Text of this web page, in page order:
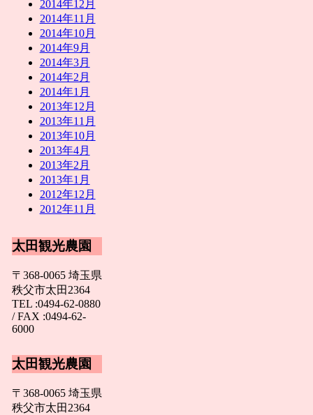
2014年12月
2014年11月
2014年10月
2014年9月
2014年3月
2014年2月
2014年1月
2013年12月
2013年11月
2013年10月
2013年4月
2013年2月
2013年1月
2012年12月
2012年11月
太田観光農園
〒368-0065 埼玉県
秩父市太田2364
TEL :0494-62-0880
/ FAX :0494-62-
6000
太田観光農園
〒368-0065 埼玉県
秩父市太田2364